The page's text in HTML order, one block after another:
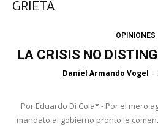
GRIETA
OPINIONES
LA CRISIS NO
Daniel Armando Vogel -
Por Eduardo Di Cola* - Por el mero
mandato al gobierno pronto le